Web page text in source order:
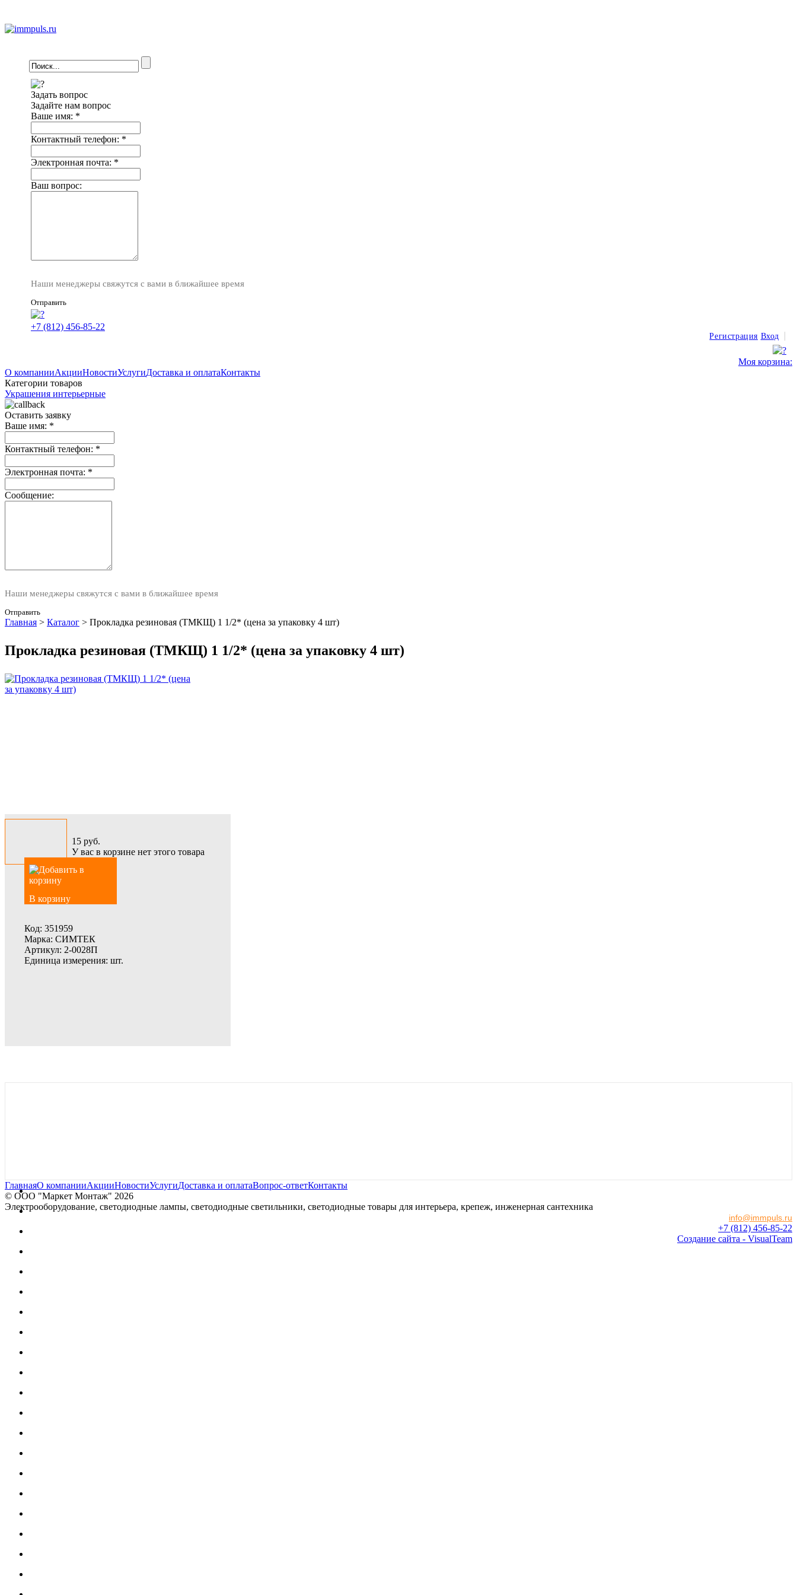
Задать вопрос
Задайте нам вопрос
Ваше имя: *
Контактный телефон: *
Электронная почта: *
Ваш вопрос:
Наши менеджеры свяжутся с вами в ближайшее время
Отправить
+7 (812) 456-85-22
Регистрация Вход
Моя корзина:
О компанииАкцииНовостиУслугиДоставка и оплатаКонтакты
Категории товаров
Украшения интерьерные
Оставить заявку
Ваше имя: *
Контактный телефон: *
Электронная почта: *
Сообщение:
Наши менеджеры свяжутся с вами в ближайшее время
Отправить
Главная > Каталог > Прокладка резиновая (ТМКЩ) 1 1/2* (цена за упаковку 4 шт)
Прокладка резиновая (ТМКЩ) 1 1/2* (цена за упаковку 4 шт)
15 руб.
У вас в корзине нет этого товара
В корзину
Код: 351959
Марка: СИМТЕК
Артикул: 2-0028П
Единица измерения: шт.
ГлавнаяО компанииАкцииНовостиУслугиДоставка и оплатаВопрос-ответКонтакты
© OOO "Маркет Монтаж" 2026
Электрооборудование, светодиодные лампы, светодиодные светильники, светодиодные товары для интерьера, крепеж, инженерная сантехника
info@immpuls.ru
+7 (812) 456-85-22
Создание сайта - VisualTeam